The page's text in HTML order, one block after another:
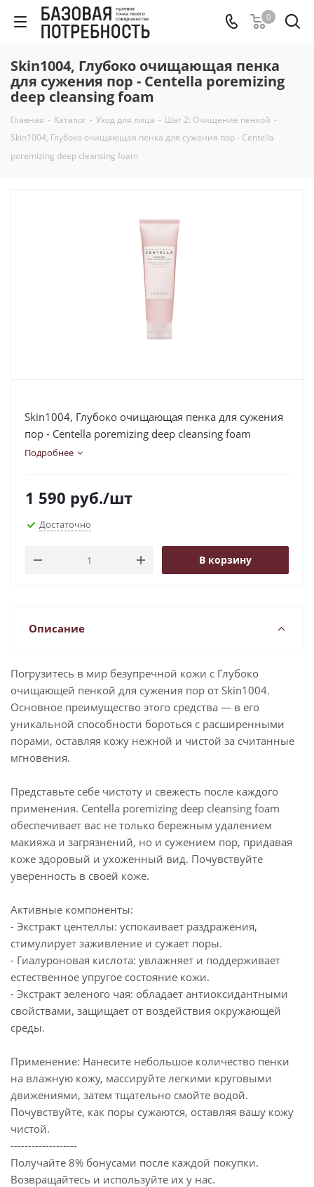
0
Skin1004, Глубоко очищающая пенка
для сужения пор - Centella poremizing
deep cleansing foam
Главная - Каталог - Уход для лица - Шаг 2: Очищение пенкой -
Skin1004, Глубоко очищающая пенка для сужения пор - Centella
poremizing deep cleansing foam
Skin1004, Глубоко очищающая пенка для сужения
пор - Centella poremizing deep cleansing foam
Подробнее
1 590 руб./шт
Достаточно
В корзину
Описание
Погрузитесь в мир безупречной кожи с Глубоко
очищающей пенкой для сужения пор от Skin1004.
Основное преимущество этого средства — в его
уникальной способности бороться с расширенными
порами, оставляя кожу нежной и чистой за считанные
мгновения.
Представьте себе чистоту и свежесть после каждого
применения. Centella poremizing deep cleansing foam
обеспечивает вас не только бережным удалением
макияжа и загрязнений, но и сужением пор, придавая
коже здоровый и ухоженный вид. Почувствуйте
уверенность в своей коже.
Активные компоненты:
- Экстракт центеллы: успокаивает раздражения,
стимулирует заживление и сужает поры.
- Гиалуроновая кислота: увлажняет и поддерживает
естественное упругое состояние кожи.
- Экстракт зеленого чая: обладает антиоксидантными
свойствами, защищает от воздействия окружающей
среды.
Применение: Нанесите небольшое количество пенки
на влажную кожу, массируйте легкими круговыми
движениями, затем тщательно смойте водой.
Почувствуйте, как поры сужаются, оставляя вашу кожу
чистой.
-------------------
Получайте 8% бонусами после каждой покупки.
Возвращайтесь и используйте их у нас.